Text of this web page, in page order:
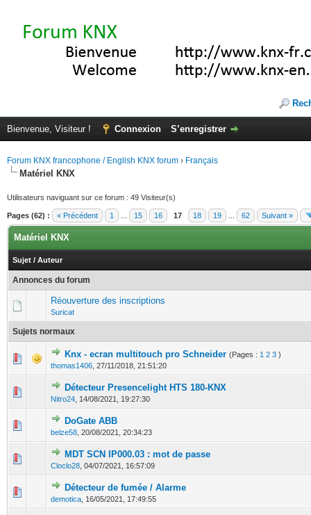
Bienvenue, Visiteur ! Connexion S’enregistrer
Forum KNX francophone / English KNX forum › Français
Matériel KNX
Utilisateurs naviguant sur ce forum : 49 Visiteur(s)
Pages (62) : « Précédent 1 15 16 17 18 19 62 Suivant »
Matériel KNX
Sujet / Auteur
Annonces du forum
Réouverture des inscriptions
Suricat
Sujets normaux
Knx - ecran multitouch pro Schneider (Pages : 1 2 3 )
thomas1406 27/11/2018, 21:51:20
0 Votes - 0 sur 5 en moyenne
1234 5
Détecteur Presencelight HTS 180-KNX
Nitro24 14/08/2021, 19:27:30
0 Votes - 0 sur 5 en moyenne
12345
DoGate ABB
belze58 20/08/2021, 20:34:23
0 Votes - 0 sur 5 en moyenne
MDT SCN IP000.03 : mot de passe
Cloclo28 04/07/2021, 16:57:09
0 Votes - 0 sur 5 en moyenne
1 2 345
Détecteur de fumée / Alarme
demotica 16/05/2021, 17:49:55
0 Votes - 0 sur 5 en moyenne
1 2 345